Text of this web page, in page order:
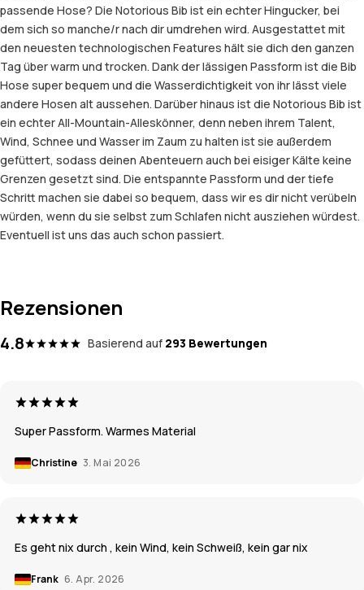
passende Hose? Die Notorious Bib ist ein echter Hingucker, bei
dem sich so manche/r nach dir umdrehen wird. Ausgestattet mit
den neuesten technologischen Features hält sie dich den ganzen
Tag über warm und trocken. Dank der lässigen Passform ist die Bib
Hose super bequem und die Wasserdichtigkeit von ihr lässt viele
andere Hosen alt aussehen. Darüber hinaus ist die Notorious Bib ist
ein echter All-Mountain-Alleskönner, denn neben ihrem Talent,
Wind, Schnee und Wasser im Zaum zu halten ist sie außerdem
gefüttert, sodass deinen Abenteuern auch bei eisiger Kälte keine
Grenzen gesetzt sind. Die entspannte Passform und der tiefe
Schritt machen sie dabei so bequem, dass wir es dir nicht verübeln
würden, wenn du sie selbst zum Schlafen nicht ausziehen würdest.
Eventuell ist uns das auch schon passiert.
Rezensionen
4.8 Basierend auf 293 Bewertungen
Super Passform. Warmes Material
Christine 3. Mai 2026
Es geht nix durch , kein Wind, kein Schweiß, kein gar nix
Frank 6. Apr. 2026